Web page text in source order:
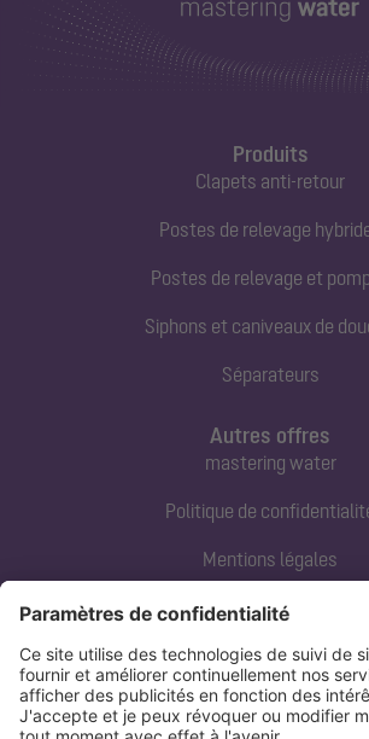
Produits
Clapets anti-retour
Postes de relevage
Postes de relevage et
Siphons et caniveaux de
Séparateurs
Contact direct
Tel:+33 3 88 65 76 00
Email:info@kessel.fr
Autres offres
mastering water
Politique de
Mentions légales